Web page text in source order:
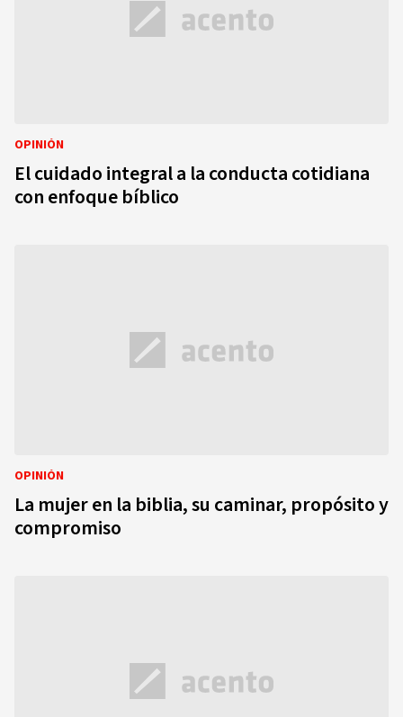
OPINIÓN
El cuidado integral a la conducta cotidiana
con enfoque bíblico
OPINIÓN
La mujer en la biblia, su caminar, propósito y
compromiso